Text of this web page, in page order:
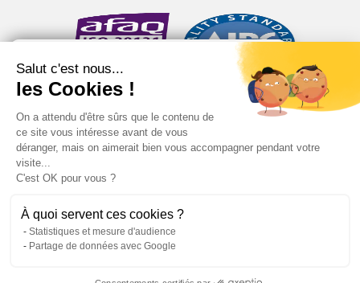
Salut c'est nous...
les Cookies !
On a attendu d'être sûrs que le contenu de
ce site vous intéresse avant de vous
déranger, mais on aimerait bien vous accompagner pendant votre
visite...
C'est OK pour vous ?
À quoi servent ces cookies ?
Statistiques et mesure d'audience
Partage de données avec Google